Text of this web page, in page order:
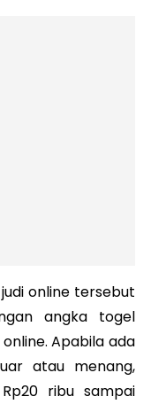
online tersebut
angka togel
Apabila ada
atau menang,
ribu sampai